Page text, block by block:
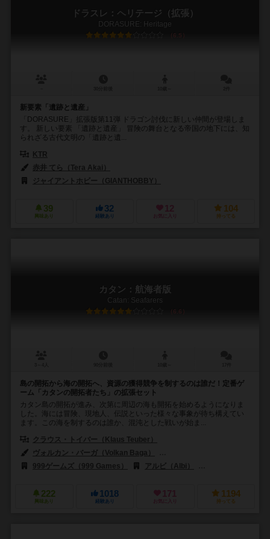
ドラスレ：ヘリテージ（拡張）
DORASURE: Heritage
6.5
新要素「遺跡と遺産」
「DORASURE」拡張版第11弾 ドラゴン討伐に新しい仲間が登場しま
す。 新しい要素 「遺跡と遺産」 冒険の舞台となる帝国の地下には、知
られざる古代文明の「遺跡と遺...
KTR
赤井 てら（Tera Akai）
ジャイアントホビー（GIANTHOBBY）
39
興味あり
32
経験あり
12
お気に入り
104
持ってる
カタン：航海者版
Catan: Seafarers
6.6
島の開拓から海の開拓へ、資源の獲得競争を制するのは誰だ！定番ゲ
ーム「カタンの開拓者たち」の拡張セット
カタン島の開拓が進み、次第に周辺の海も開拓を始めるようになりま
した。海には冒険、現地人、伝説といった様々な事象が待ち構えてい
ます。この海を制するのは誰か、混沌とした戦いが始ま...
クラウス・トイバー（Klaus Teuber）
ヴォルカン・バーガ（Volkan Baga）
999ゲームズ（999 Games）
アルビ（Albi）
222
興味あり
1018
経験あり
171
お気に入り
1194
持ってる